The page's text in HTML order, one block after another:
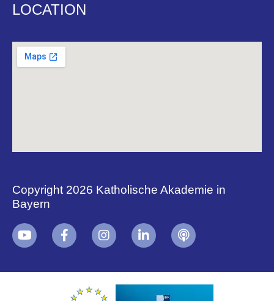
LOCATION
Copyright 2026 Katholische Akademie in
Bayern